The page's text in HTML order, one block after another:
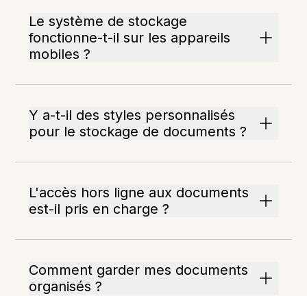
Le système de stockage
fonctionne-t-il sur les appareils
mobiles ?
Y a-t-il des styles personnalisés
pour le stockage de documents ?
L'accès hors ligne aux documents
est-il pris en charge ?
Comment garder mes documents
organisés ?